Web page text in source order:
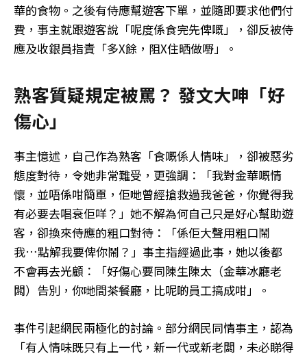
華的食物。之後有侍應幫遊客下單，並隨即要求他們付
費，事主就跟遊客說「呢度係食完先俾嘅」，卻反被侍
應及收銀員指責「多X餘，阻X住晒做嘢」。
熟客質疑規定被罵？ 發文大呻「好
傷心」
事主憶述，自己作為熟客「食嘅係人情味」，卻被惡劣
態度對待，令她非常難受，更強調：「我對金華嘅情
懷，並唔係咁簡單，佢哋曾經搶救過我爸爸，你覺得我
有必要去唱衰佢咩？」她不解為何自己只是好心幫助遊
客，卻換來侍應的粗口對待：「係佢大聲用粗口鬧
我…點解我要俾你鬧？」事主指經過此事，她以後都
不會再去光顧：「好傷心要同陳生陳太（金華冰廳老
闆）告別，你哋間茶餐廳，比呢啲員工搞成咁」。
事件引起網民兩極化的討論。部分網民同情事主，認為
「有人情味既只有上一代，新一代或新老闆，未必睇得